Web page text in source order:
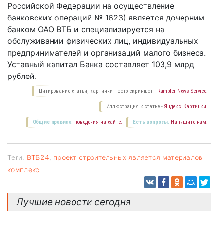
Российской Федерации на осуществление
банковских операций № 1623) является дочерним
банком ОАО ВТБ и специализируется на
обслуживании физических лиц, индивидуальных
предпринимателей и организаций малого бизнеса.
Уставный капитал Банка составляет 103,9 млрд
рублей.
Цитирование статьи, картинки - фото скриншот - Rambler News Service.
Иллюстрация к статье - Яндекс. Картинки.
Есть вопросы. Напишите нам.
Общие правила поведения на сайте.
Теги: ВТБ24
проект строительных является материалов
комплекс
Лучшие новости сегодня